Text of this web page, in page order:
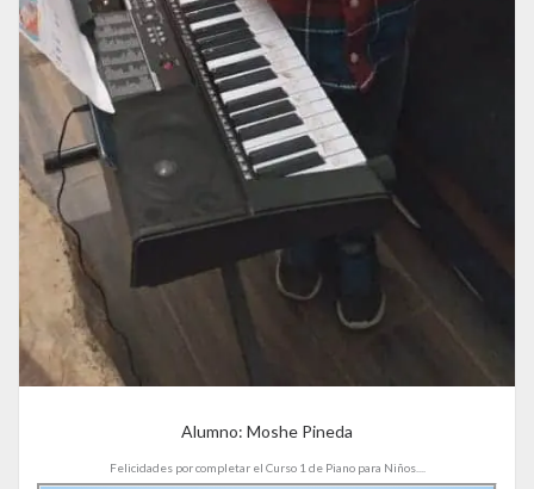
Alumno: Moshe Pineda
Felicidades por completar el Curso 1 de Piano para Niños....